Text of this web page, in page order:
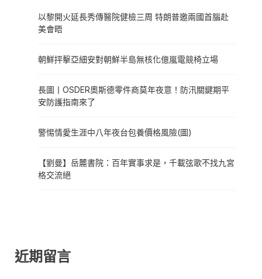
以黎開火延長秀傳醫院健檢三周 特朗普邀兩國首腦赴
美會晤
朝鮮抨擊亞細安對朝鮮半島無核化億嵐電競椅立場
長圖丨OSDER奧斯德零件商莫年夜意！防汛關鍵期平
安防護指南來了
警惕情愛生涯中八年夜台包養價格風險(圖)
【劉曼】岳麓書院：百年實事求是，千載弦歌不找九宮
格交流絕
近期留言